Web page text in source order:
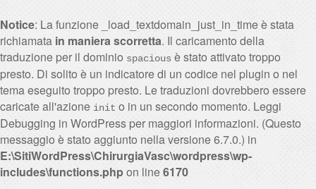
Notice: La funzione _load_textdomain_just_in_time è stata
richiamata in maniera scorretta. Il caricamento della
traduzione per il dominio spacious è stato attivato troppo
presto. Di solito è un indicatore di un codice nel plugin o nel
tema eseguito troppo presto. Le traduzioni dovrebbero essere
caricate all'azione init o in un secondo momento. Leggi
Debugging in WordPressper maggiori informazioni. (Questo
messaggio è stato aggiunto nella versione 6.7.0.) in
E:\SitiWordPress\ChirurgiaVasc\wordpress\wp-
includes\functions.phpon line6170